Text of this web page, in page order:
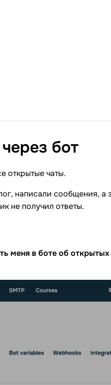
бот
открытые чаты.
написали сообщения, а
не получил ответы.
меня в боте об открытых